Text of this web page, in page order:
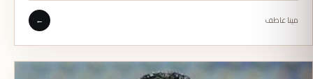
مينا عاطف ←